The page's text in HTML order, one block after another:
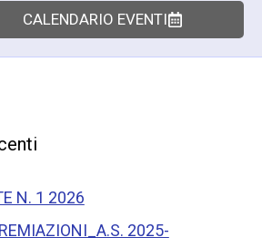
CALENDARIO EVENTI
N. 1 2026
2025-